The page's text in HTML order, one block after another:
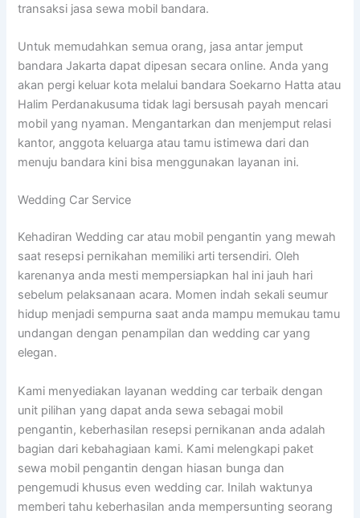
transaksi jasa sewa mobil bandara.
Untuk memudahkan semua orang, jasa antar jemput
bandara Jakarta dapat dipesan secara online. Anda yang
akan pergi keluar kota melalui bandara Soekarno Hatta atau
Halim Perdanakusuma tidak lagi bersusah payah mencari
mobil yang nyaman. Mengantarkan dan menjemput relasi
kantor, anggota keluarga atau tamu istimewa dari dan
menuju bandara kini bisa menggunakan layanan ini.
Wedding Car Service
Kehadiran Wedding car atau mobil pengantin yang mewah
saat resepsi pernikahan memiliki arti tersendiri. Oleh
karenanya anda mesti mempersiapkan hal ini jauh hari
sebelum pelaksanaan acara. Momen indah sekali seumur
hidup menjadi sempurna saat anda mampu memukau tamu
undangan dengan penampilan dan wedding car yang
elegan.
Kami menyediakan layanan wedding car terbaik dengan
unit pilihan yang dapat anda sewa sebagai mobil
pengantin, keberhasilan resepsi pernikanan anda adalah
bagian dari kebahagiaan kami. Kami melengkapi paket
sewa mobil pengantin dengan hiasan bunga dan
pengemudi khusus even wedding car. Inilah waktunya
memberi tahu keberhasilan anda mempersunting seorang